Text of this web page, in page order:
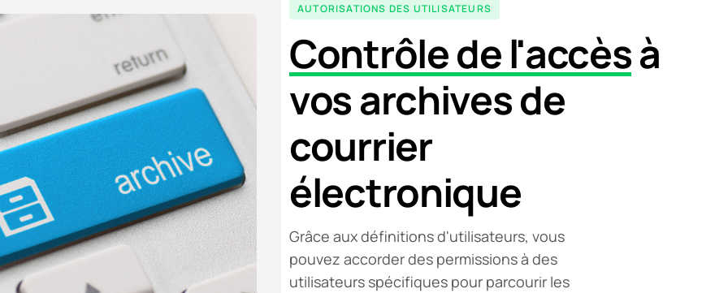
AUTORISATIONS DES UTILISATEURS
Contrôle de l'accèsà
vos archives de
courrier
électronique
Grâce aux définitions d'utilisateurs, vous
pouvez accorder des permissions à des
utilisateurs spécifiques pour parcourir les